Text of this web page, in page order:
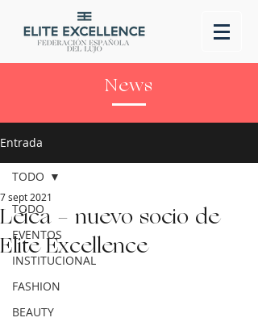
News
Entrada
TODO
EVENTOS
INSTITUCIONAL
FASHION
BEAUTY
TODO
Leica - nuevo socio de
Elite Excellence
7 sept 2021